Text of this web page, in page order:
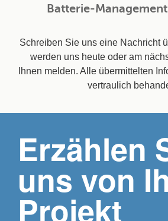
Batterie-
Schreiben Sie uns eine Nachricht
werden uns heute oder am
Ihnen melden. Alle übermittelten
vertraulich
Erzählen
uns von
Projekt